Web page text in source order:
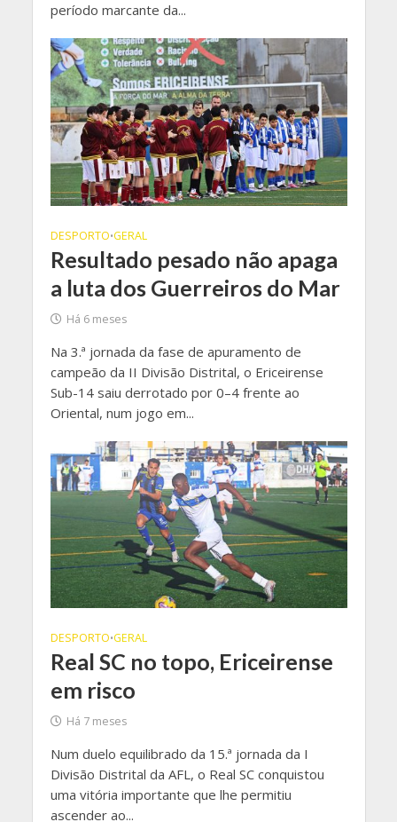
período marcante da...
DESPORTO•GERAL
Resultado pesado não apaga
a luta dos Guerreiros do Mar
Há 6 meses
Na 3.ª jornada da fase de apuramento de
campeão da II Divisão Distrital, o Ericeirense
Sub-14 saiu derrotado por 0–4 frente ao
Oriental, num jogo em...
DESPORTO•GERAL
Real SC no topo, Ericeirense
em risco
Há 7 meses
Num duelo equilibrado da 15.ª jornada da I
Divisão Distrital da AFL, o Real SC conquistou
uma vitória importante que lhe permitiu
ascender ao...